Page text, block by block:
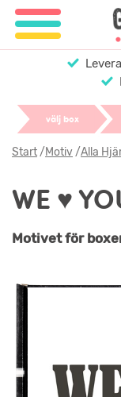
välj box
Start/Motiv/Alla
WE ♥
Motivet för